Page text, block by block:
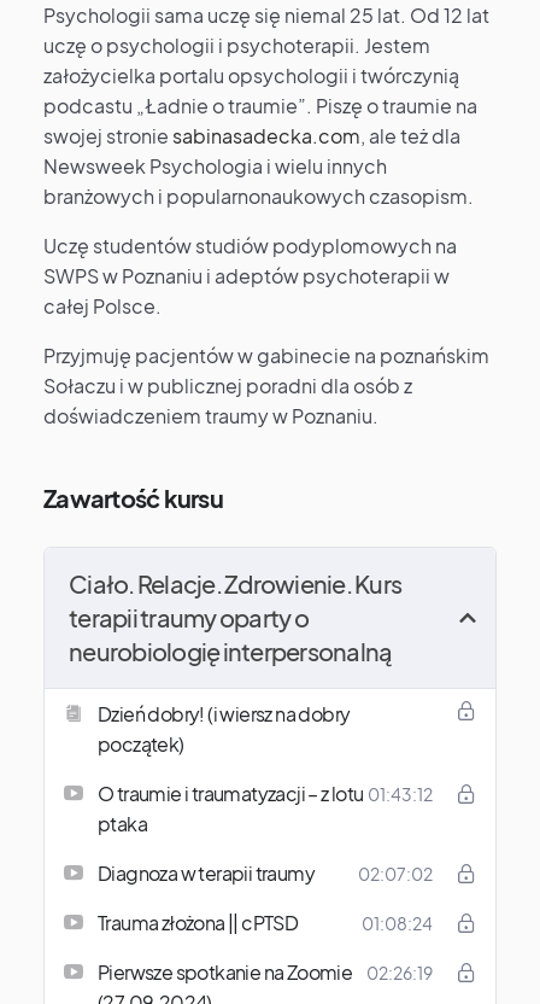
Psychologii sama uczę się niemal 25 lat. Od 12 lat
uczę o psychologii i psychoterapii. Jestem
założycielka portalu opsychologii i twórczynią
podcastu „Ładnie o traumie”. Piszę o traumie na
swojej stronie sabinasadecka.com, ale też dla
Newsweek Psychologia i wielu innych
branżowych i popularnonaukowych czasopism.
Uczę studentów studiów podyplomowych na
SWPS w Poznaniu i adeptów psychoterapii w
całej Polsce.
Przyjmuję pacjentów w gabinecie na poznańskim
Sołaczu i w publicznej poradni dla osób z
doświadczeniem traumy w Poznaniu.
Zawartość kursu
Ciało. Relacje. Zdrowienie. Kurs
terapii traumy oparty o
neurobiologię interpersonalną
Dzień dobry! (i wiersz na dobry
początek)
O traumie i traumatyzacji – z lotu
ptaka
01:43:12
Diagnoza w terapii traumy 02:07:02
Trauma złożona || cPTSD 01:08:24
Pierwsze spotkanie na Zoomie
02:26:19